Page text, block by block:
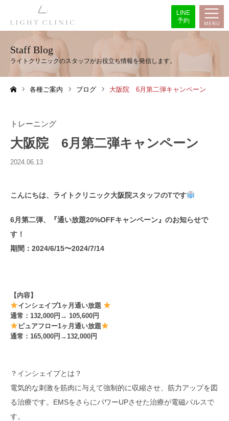
LINE
予約
Staff Blog
各種ご案内 ブログ 大阪院 6月第二弾キャンペーン
トレーニング
大阪院 6月第二弾キャンペーン
2024.06.13
こんにちは、ライトクリニック大阪院スタッフのTです
6月第二弾、『通い放題20%OFFキャンペーン』のお知らせで
す！
期間：2024/6/15〜2024/7/14
【内容】
インシェイプ1ヶ月通い放題
通常：132,000円→ 105,600円
ピュアフロー1ヶ月通い放題
通常：165,000円→132,000円
？インシェイプとは？
電気的な刺激を筋肉に与えて強制的に収縮させ、筋力アップを図
る治療です。EMSをさらにパワーUPさせた治療が電磁パルスで
す。